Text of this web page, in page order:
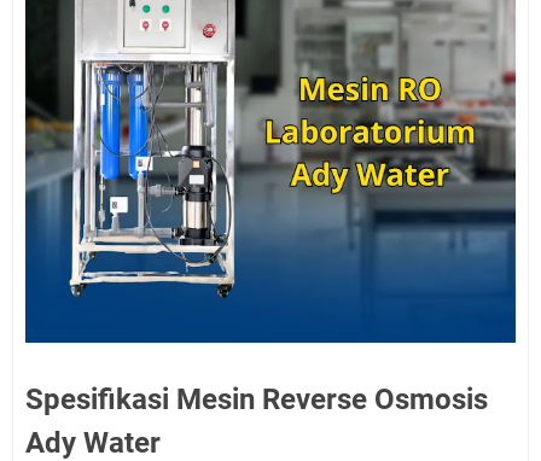
Spesifikasi Mesin Reverse Osmosis
Ady Water